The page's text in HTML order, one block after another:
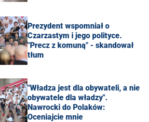
Prezydent wspomniał o
Czarzastym i jego polityce.
"Precz z komuną" - skandował
tłum
"Władza jest dla obywateli, a nie
obywatele dla władzy".
Nawrocki do Polaków:
Oceniajcie mnie